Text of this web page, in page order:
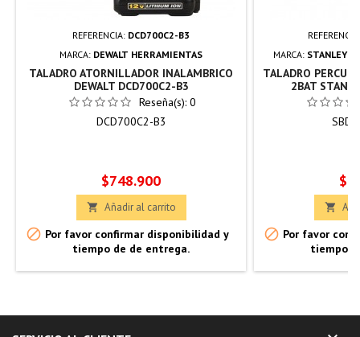
REFERENCIA: DCD700C2-B3
MARCA: DEWALT HERRAMIENTAS
TALADRO ATORNILLADOR INALAMBRICO
DEWALT DCD700C2-B3
Reseña(s): 0
DCD700C2-B3
Precio
$748.900
 Añadir al carrito
 Por favor confirmar disponibilidad y
tiempo de de entrega.
MARCA: STANLEY
TALADRO
2BAT

 Por favor
tiempo